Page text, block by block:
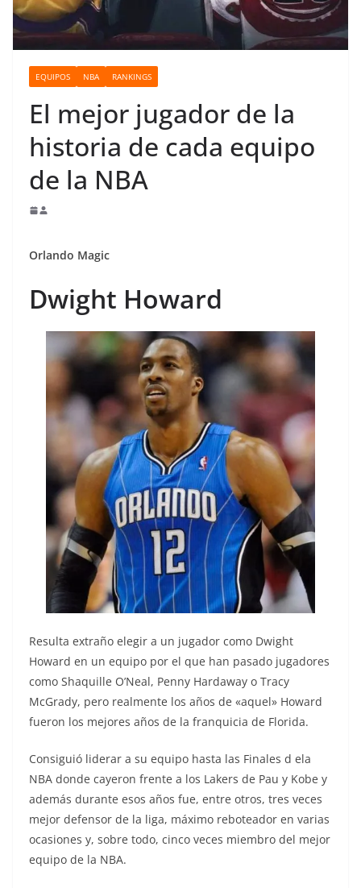
EQUIPOS NBA RANKINGS
El mejor jugador de la
historia de cada equipo
de la NBA
Orlando Magic
Dwight Howard
Resulta extraño elegir a un jugador como Dwight
Howard en un equipo por el que han pasado jugadores
como Shaquille O’Neal, Penny Hardaway o Tracy
McGrady, pero realmente los años de «aquel» Howard
fueron los mejores años de la franquicia de Florida.
Consiguió liderar a su equipo hasta las Finales d ela
NBA donde cayeron frente a los Lakers de Pau y Kobe y
además durante esos años fue, entre otros, tres veces
mejor defensor de la liga, máximo reboteador en varias
ocasiones y, sobre todo, cinco veces miembro del mejor
equipo de la NBA.